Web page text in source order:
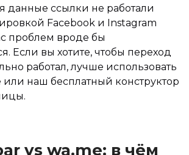
данные ссылки не работали
Facebook и Instagram
проблем вроде бы
Если вы хотите, чтобы переход
работал, лучше использовать
наш бесплатный конструктор
vs wa.me: в чём